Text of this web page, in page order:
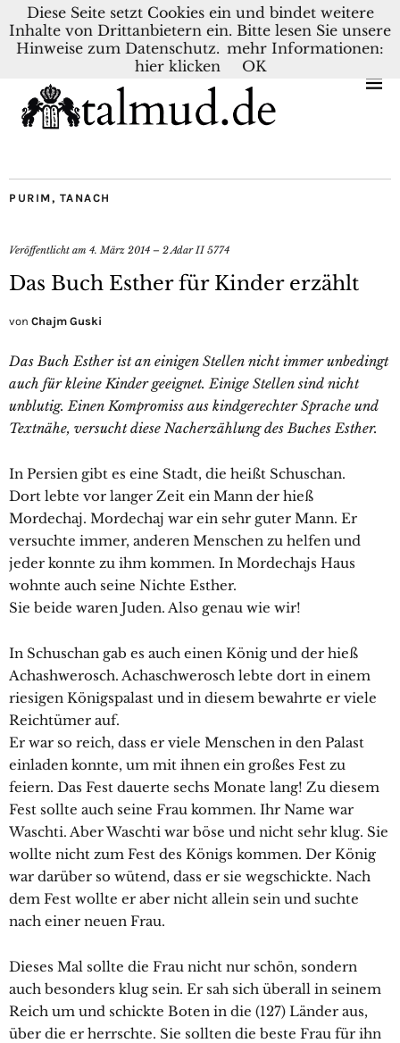
KONTAKT BLOG DEUTSCH NEDERLANDS
PURIM, TANACH
Veröffentlicht am 4. März 2014 – 2 Adar II 5774
Das Buch Esther für Kinder erzählt
von Chajm Guski
Das Buch Esther ist an einigen Stellen nicht immer unbedingt
auch für kleine Kinder geeignet. Einige Stellen sind nicht
unblutig. Einen Kompromiss aus kindgerechter Sprache und
Textnähe, versucht diese Nacherzählung des Buches Esther.
In Persien gibt es eine Stadt, die heißt Schuschan.
Dort lebte vor langer Zeit ein Mann der hieß
Mordechaj. Mordechaj war ein sehr guter Mann. Er
versuchte immer, anderen Menschen zu helfen und
jeder konnte zu ihm kommen. In Mordechajs Haus
wohnte auch seine Nichte Esther.
Sie beide waren Juden. Also genau wie wir!
In Schuschan gab es auch einen König und der hieß
Achashwerosch. Achaschwerosch lebte dort in einem
riesigen Königspalast und in diesem bewahrte er viele
Reichtümer auf.
Er war so reich, dass er viele Menschen in den Palast
einladen konnte, um mit ihnen ein großes Fest zu
feiern. Das Fest dauerte sechs Monate lang! Zu diesem
Fest sollte auch seine Frau kommen. Ihr Name war
Waschti. Aber Waschti war böse und nicht sehr klug. Sie
wollte nicht zum Fest des Königs kommen. Der König
war darüber so wütend, dass er sie wegschickte. Nach
dem Fest wollte er aber nicht allein sein und suchte
nach einer neuen Frau.
Dieses Mal sollte die Frau nicht nur schön, sondern
auch besonders klug sein. Er sah sich überall in seinem
Reich um und schickte Boten in die (127) Länder aus,
über die er herrschte. Sie sollten die beste Frau für ihn
Diese Seite setzt Cookies ein und bindet weitere
Inhalte von Drittanbietern ein. Bitte lesen Sie unsere
Hinweise zum Datenschutz. mehr Informationen:
hier klicken
OK